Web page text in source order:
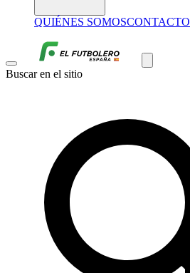
QUIÉNES SOMOSCONTACTO
Buscar en el sitio